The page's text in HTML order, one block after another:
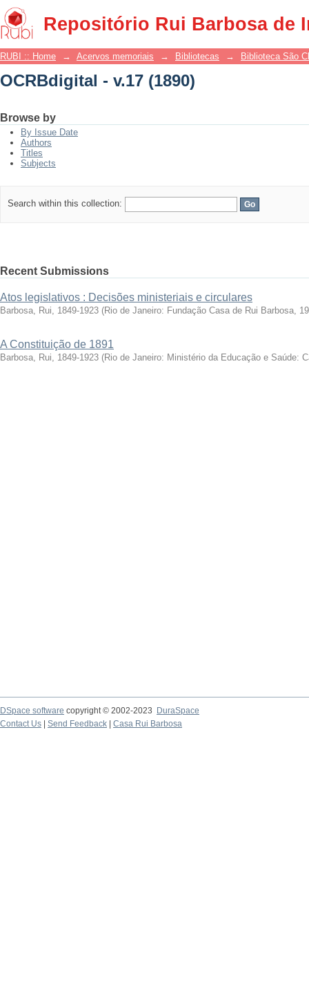
Repositório Rui Barbosa de
OCRBdigital - v.17 (1890)
RUBI :: Home → Acervos memoriais → Bibliotecas → Biblioteca São
OCRBdigital - v.17 (1890)
Browse by
By Issue Date
Authors
Titles
Subjects
Search within this collection:
Recent Submissions
Atos legislativos : Decisões ministeriais e circulares
Barbosa, Rui, 1849-1923 (Rio de Janeiro: Fundação Casa de Rui Barbosa,
A Constituição de 1891
Barbosa, Rui, 1849-1923 (Rio de Janeiro: Ministério da Educação e Saúde:
DSpace software copyright © 2002-2023
DuraSpace
Contact Us
Send Feedback Casa Rui Barbosa